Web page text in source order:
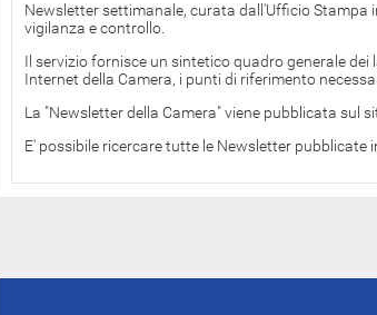
Newsletter settimanale, curata dall'Ufficio Stampa
vigilanza e controllo.
Il servizio fornisce un sintetico quadro generale
Internet della Camera, i punti di riferimento
La "Newsletter della Camera" viene pubblicata sul
E' possibile ricercare tutte le Newsletter pubblicate